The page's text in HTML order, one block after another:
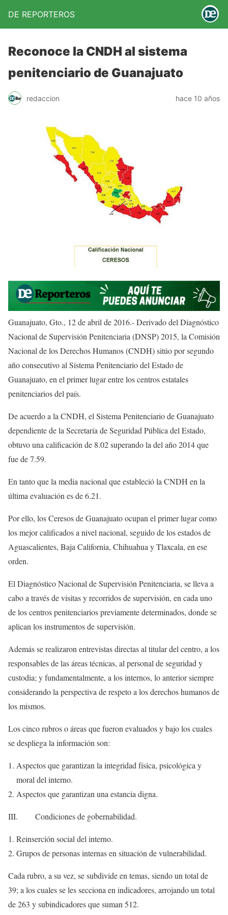
DE REPORTEROS
Reconoce la CNDH al sistema
penitenciario de Guanajuato
redaccion hace 10 años
Guanajuato, Gto., 12 de abril de 2016.- Derivado del Diagnóstico
Nacional de Supervisión Penitenciaria (DNSP) 2015, la Comisión
Nacional de los Derechos Humanos (CNDH) sitúo por segundo
año consecutivo al Sistema Penitenciario del Estado de
Guanajuato, en el primer lugar entre los centros estatales
penitenciarios del país.
De acuerdo a la CNDH, el Sistema Penitenciario de Guanajuato
dependiente de la Secretaría de Seguridad Pública del Estado,
obtuvo una calificación de 8.02 superando la del año 2014 que
fue de 7.59.
En tanto que la media nacional que estableció la CNDH en la
última evaluación es de 6.21.
Por ello, los Ceresos de Guanajuato ocupan el primer lugar como
los mejor calificados a nivel nacional, seguido de los estados de
Aguascalientes, Baja California, Chihuahua y Tlaxcala, en ese
orden.
El Diagnóstico Nacional de Supervisión Penitenciaria, se lleva a
cabo a través de visitas y recorridos de supervisión, en cada uno
de los centros penitenciarios previamente determinados, donde se
aplican los instrumentos de supervisión.
Además se realizaron entrevistas directas al titular del centro, a los
responsables de las áreas técnicas, al personal de seguridad y
custodia; y fundamentalmente, a los internos, lo anterior siempre
considerando la perspectiva de respeto a los derechos humanos de
los mismos.
Los cinco rubros o áreas que fueron evaluados y bajo los cuales
se despliega la información son:
Aspectos que garantizan la integridad física, psicológica y
moral del interno.
Aspectos que garantizan una estancia digna.
III. Condiciones de gobernabilidad.
Reinserción social del interno.
Grupos de personas internas en situación de vulnerabilidad.
Cada rubro, a su vez, se subdivide en temas, siendo un total de
39; a los cuales se les secciona en indicadores, arrojando un total
de 263 y subindicadores que suman 512.